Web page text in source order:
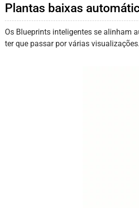
Plantas baixas
Os Blueprints inteligentes se alinham
ter que passar por várias visualizações.